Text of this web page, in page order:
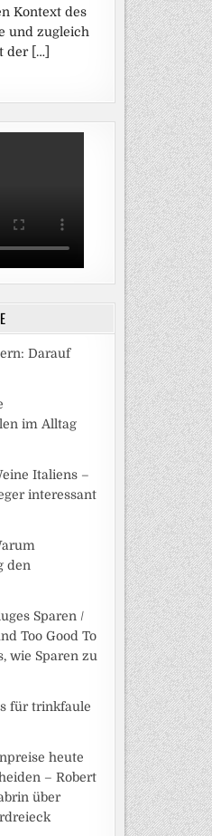
Kontext des
und zugleich
der […]
Darauf
im Alltag
Italiens –
interessant
den
Sparen /
Too Good To
wie Sparen zu
für trinkfaule
heute
– Robert
über